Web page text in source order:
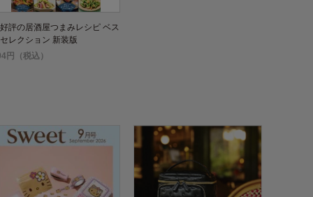
評の居酒屋つまみレシピ ベス
セレクション 新装版
円（税込）